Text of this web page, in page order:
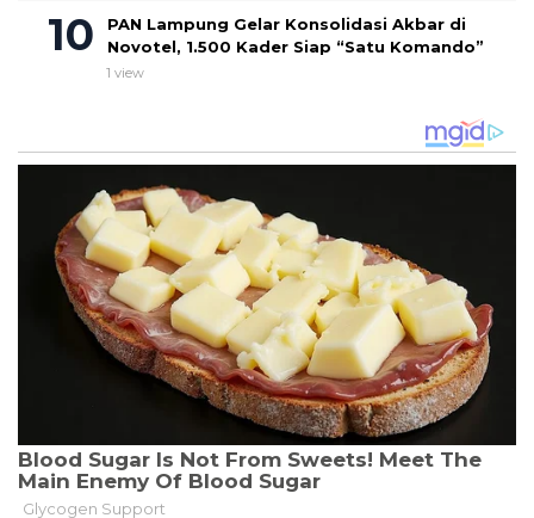
PAN Lampung Gelar Konsolidasi Akbar di
Novotel, 1.500 Kader Siap “Satu Komando”
1 view